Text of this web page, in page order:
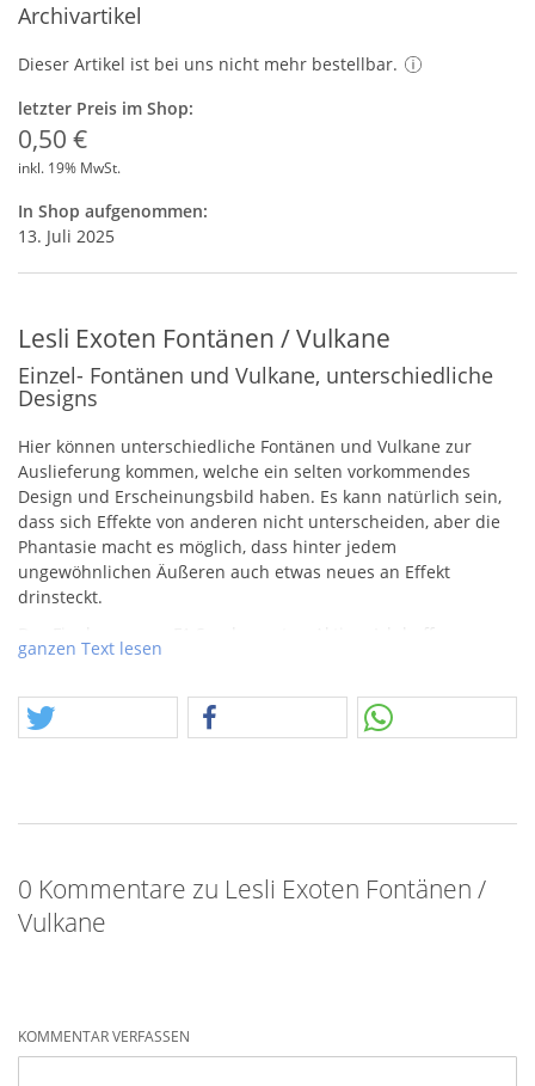
Archivartikel
Dieser Artikel ist bei uns nicht mehr bestellbar.
letzter Preis im Shop:
0,50 €
inkl. 19% MwSt.
In Shop aufgenommen:
13. Juli 2025
Lesli Exoten Fontänen / Vulkane
Einzel- Fontänen und Vulkane, unterschiedliche
Designs
Hier können unterschiedliche Fontänen und Vulkane zur
Auslieferung kommen, welche ein selten vorkommendes
Design und Erscheinungsbild haben. Es kann natürlich sein,
dass sich Effekte von anderen nicht unterscheiden, aber die
Phantasie macht es möglich, dass hinter jedem
ungewöhnlichen Äußeren auch etwas neues an Effekt
drinsteckt.
Das Finale unserer F1 Sonderposten-Aktion. Ich hoffe
natürlich, dass diese beiden Aspekte quasi matchen. Nahezu
jede Kiste erschlossen, sortiert und daraus Ideen und
Möglichkeiten entwickelt. Das es nun zeitlich nur noch für
ganzen Text lesen
0 Kommentare zu Lesli Exoten Fontänen /
Vulkane
KOMMENTAR VERFASSEN